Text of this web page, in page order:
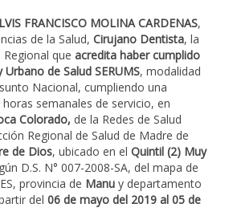
FRANCISCO MOLINA CARDENAS,
de la Salud, Cirujano Dentista, la
que acredita haber cumplido
de Salud SERUMS, modalidad
Nacional, cumpliendo una
semanales de servicio, en
Colorado, de la Redes de Salud
Regional de Salud de Madre de
de Dios, ubicado en el Quintil (2) Muy
D.S. N° 007-2008-SA, del mapa de
provincia de Manu y departamento
del 06 de mayo del 2019 al 05 de